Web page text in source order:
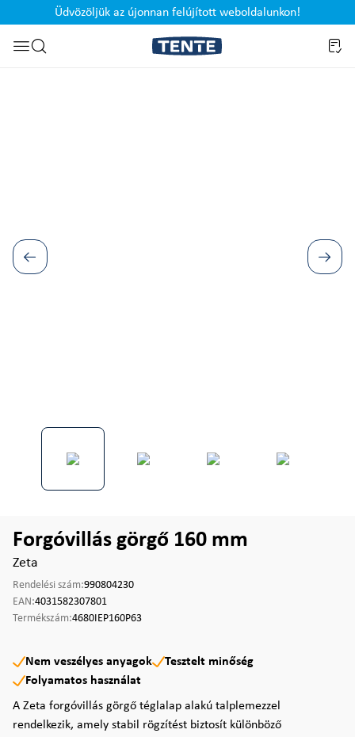
Ugrás a kereséshez
Üdvözöljük az újonnan felújított weboldalunkon!
Forgóvillás görgő 160 mm
Zeta
Rendelési szám:990804230
EAN:4031582307801
Termékszám:4680IEP160P63
Nem veszélyes anyagok
Tesztelt minőség
Folyamatos használat
A Zeta forgóvillás görgő téglalap alakú talplemezzel
rendelkezik, amely stabil rögzítést biztosít különböző